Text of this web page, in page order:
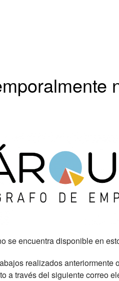
se encuentra disponible en
realizados anteriormente
a través del siguiente correo